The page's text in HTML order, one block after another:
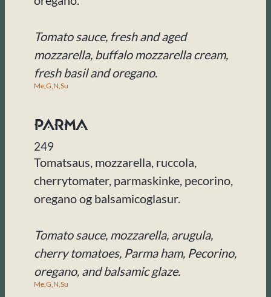
Tomato sauce, fresh and aged
mozzarella, buffalo mozzarella cream,
fresh basil and oregano.
Me,G,N,Su
Parma
249
Tomatsaus, mozzarella, ruccola,
cherrytomater, parmaskinke, pecorino,
oregano og balsamicoglasur.
Tomato sauce, mozzarella, arugula,
cherry tomatoes, Parma ham, Pecorino,
oregano, and balsamic glaze.
Me,G,N,Su